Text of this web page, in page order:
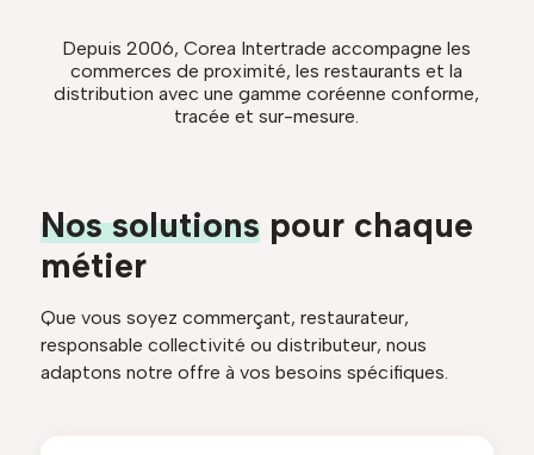
Depuis 2006, Corea Intertrade accompagne les
commerces de proximité, les restaurants et la
distribution avec une gamme coréenne conforme,
tracée et sur-mesure.
Nos solutionspour chaque
métier
Que vous soyez commerçant, restaurateur,
responsable collectivité ou distributeur, nous
adaptons notre offre à vos besoins spécifiques.